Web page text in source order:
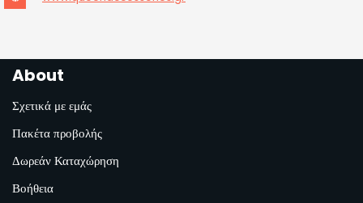
About
Σχετικά με εμάς
Πακέτα προβολής
Δωρεάν Καταχώρηση
Βοήθεια